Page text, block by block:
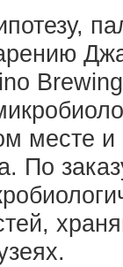
месте
По